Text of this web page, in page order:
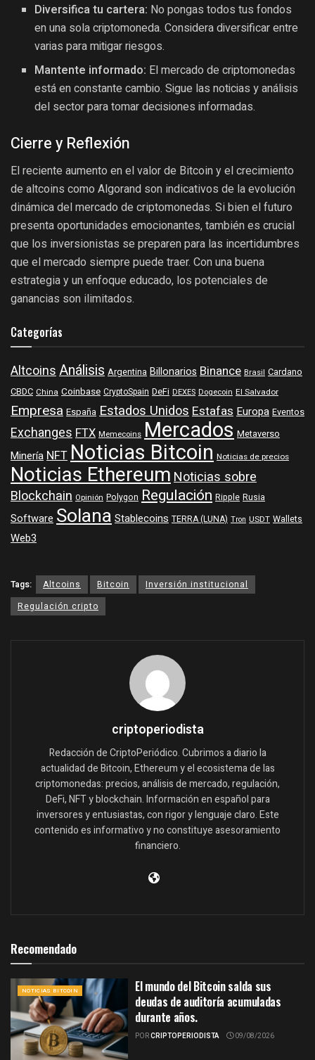
Diversifica tu cartera: No pongas todos tus fondos
en una sola criptomoneda. Considera diversificar entre
varias para mitigar riesgos.
Mantente informado: El mercado de criptomonedas
está en constante cambio. Sigue las noticias y análisis
del sector para tomar decisiones informadas.
Cierre y Reflexión
El reciente aumento en el valor de Bitcoin y el crecimiento
de altcoins como Algorand son indicativos de la evolución
dinámica del mercado de criptomonedas. Si bien el futuro
presenta oportunidades emocionantes, también es crucial
que los inversionistas se preparen para las incertidumbres
que el mercado siempre puede traer. Con una buena
estrategia y un enfoque educado, los potenciales de
ganancias son ilimitados.
Categorías
Altcoins Análisis Argentina Billonarios Binance Brasil Cardano
CBDC China Coinbase CryptoSpain DeFi DEXES Dogecoin El Salvador
Empresa España Estados Unidos Estafas Europa Eventos
Exchanges FTX Memecoins Mercados Metaverso
Minería NFTNoticias Bitcoin Noticias de precios
Noticias EthereumNoticias sobre
Blockchain Opinión Polygon Regulación Ripple Rusia
Software Solana Stablecoins TERRA (LUNA) Tron USDT Wallets
Web3
Tags: Altcoins Bitcoin
Inversión institucional
Regulación cripto
criptoperiodista
Redacción de CriptoPeriódico. Cubrimos a diario la
actualidad de Bitcoin, Ethereum y el ecosistema de las
criptomonedas: precios, análisis de mercado, regulación,
DeFi, NFT y blockchain. Información en español para
inversores y entusiastas, con rigor y lenguaje claro. Este
contenido es informativo y no constituye asesoramiento
financiero.
Recomendado
NOTICIAS BITCOIN
El mundo del Bitcoin salda sus
deudas de auditoría acumuladas
durante años.
PORCRIPTOPERIODISTA 09/08/2026